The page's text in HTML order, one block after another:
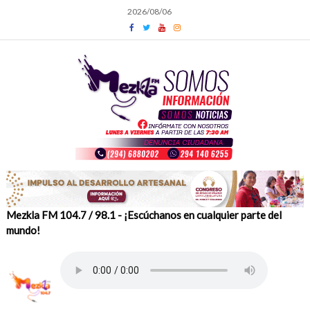
content
2026/08/06
Mezkla FM 104.7 / 98.1 - ¡Escúchanos en cualquier parte del
mundo!